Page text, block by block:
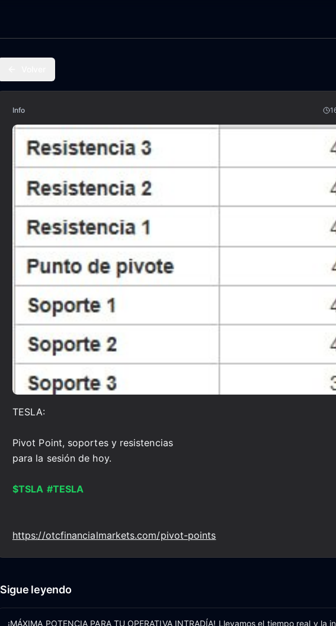
Info
TESLA:
Pivot Point, soportes y resistencias
para la sesión de hoy.
$TSLA #TESLA
https://otcfinancialmarkets.com/pivot-points
Sigue leyendo
¡MÁXIMA POTENCIA PARA TU OPERATIVA INTRADÍA! Llevamos el tiempo real y la